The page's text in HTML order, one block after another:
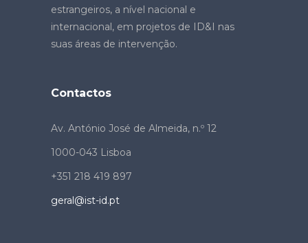
estrangeiros, a nível nacional e
internacional, em projetos de ID&I nas
suas áreas de intervenção.
Contactos
Av. António José de Almeida, n.º 12
1000-043 Lisboa
+351 218 419 897
geral@ist-id.pt